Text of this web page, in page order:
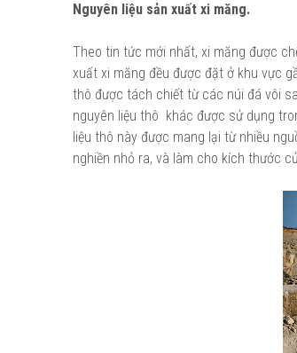
Nguyên liệu sản xuất xi măng.
Theo tin tức mới nhất, xi măng được
xuất xi măng đều được đặt ở khu vực
thô được tách chiết từ các núi đá vôi
nguyên liệu thô khác được sử dụng
liệu thô này được mang lại từ nhiều
nghiền nhỏ ra, và làm cho kích thước